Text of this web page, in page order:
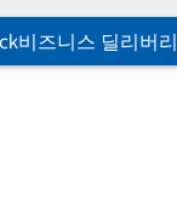
비즈니스 딜리버리